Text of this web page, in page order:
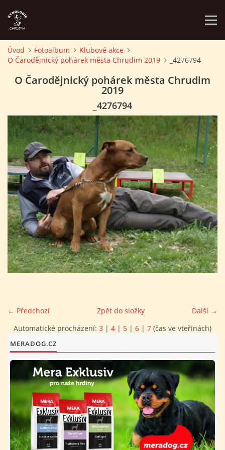
ÚVOD
ZÁVODY A PROPOZICE
PSÍ AKADEMIE
PŘÍSPĚVKY A POPLATKY
KONTAKTY KK
FOTOALBUM
PROVOZNÍ ŘÁD
O NÁS - HISTORIE A SOUČASNOST
AVZO TSČ ČR CHRUDIM P.S.
VÝBOR KK
Úvod Fotoalbum
Klubové akce
O Čarodějnický pohárek města Chrudim 2019
_4276794
O Čarodějnický pohárek města Chrudim
2019
_4276794
← Předchozí Další →
Zpět do složky
Automatické procházení: 3 | 4 | 5 | 6 | 7 (čas ve vteřinách)
MERADOG.CZ